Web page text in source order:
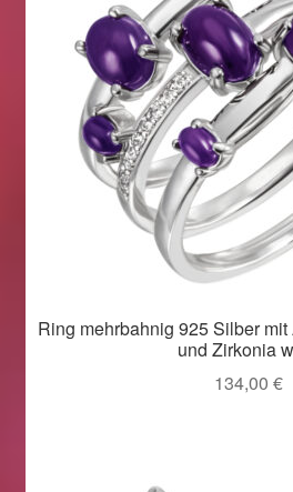
Ring mehrbahnig 925 Silber
und Zirkonia
134,00 €